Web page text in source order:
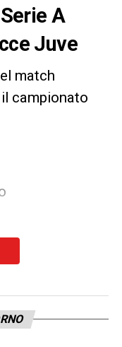
A
Juve
match
campionato
6,
5.5),
(65′ Pierotti